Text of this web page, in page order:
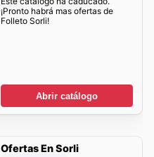
¡Pronto habrá mas ofertas de
Folleto Sorli!
Abrir catálogo
Ofertas En Sorli